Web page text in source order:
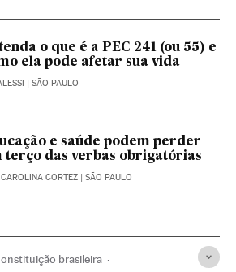
o que é a PEC 241 (ou 55) e
ela pode afetar sua vida
| SÃO PAULO
e saúde podem perder
terço das verbas obrigatórias
CORTEZ | SÃO PAULO
brasileira